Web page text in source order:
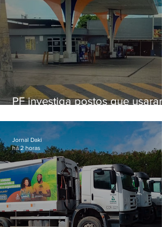
PF investiga postos que usaram
secretário morto em 2020
Jornal Daki
há 2 horas